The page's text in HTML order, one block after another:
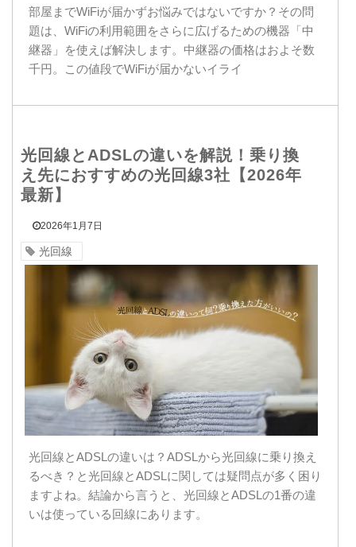
部屋までWiFiが届かずお悩みではないですか？その問
題は、WiFiの利用範囲をさらに広げるための機器「中
継器」を使えば解決します。中継器の価格はおよそ数
千円。この値段でWiFiが届かないイライ
光回線とADSLの違いを解説！乗り換
え先におすすめの光回線3社【2026年
最新】
2026年1月7日
光回線
光回線とADSLの違いは？ADSLから光回線に乗り換え
るべき？と光回線とADSLに関しては疑問点が多く困り
ますよね。結論から言うと、光回線とADSLの1番の違
いは使っている回線にあります。